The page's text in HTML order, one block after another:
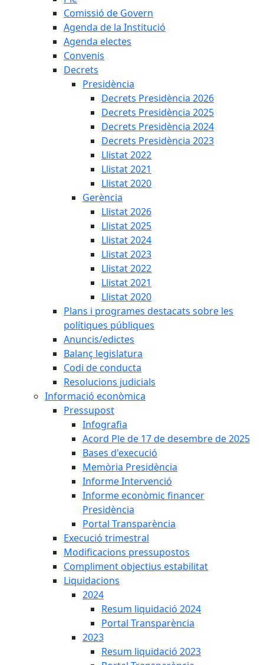
Comissió de Govern
Agenda de la Institució
Agenda electes
Convenis
Decrets
Presidència
Decrets Presidència 2026
Decrets Presidència 2025
Decrets Presidència 2024
Decrets Presidència 2023
Llistat 2022
Llistat 2021
Llistat 2020
Gerència
Llistat 2026
Llistat 2025
Llistat 2024
Llistat 2023
Llistat 2022
Llistat 2021
Llistat 2020
Plans i programes destacats sobre les
polítiques públiques
Anuncis/edictes
Balanç legislatura
Codi de conducta
Resolucions judicials
Informació econòmica
Pressupost
Infografia
Acord Ple de 17 de desembre de 2025
Bases d'execució
Memòria Presidència
Informe Intervenció
Informe econòmic financer
Presidència
Portal Transparència
Execució trimestral
Modificacions pressupostos
Compliment objectius estabilitat
Liquidacions
2024
Resum liquidació 2024
Portal Transparència
2023
Resum liquidació 2023